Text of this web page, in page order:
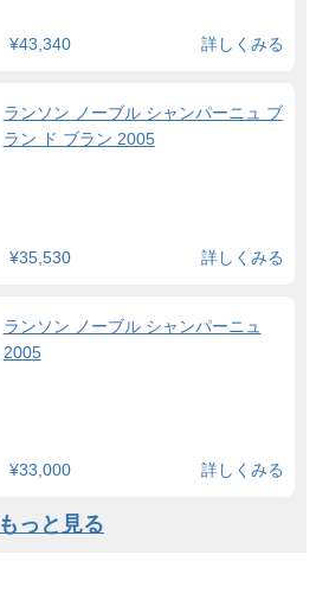
¥43,340 詳しくみる
ランソン ノーブル シャンパーニュ ブ
ラン ド ブラン 2005
¥35,530 詳しくみる
ランソン ノーブル シャンパーニュ
2005
¥33,000 詳しくみる
もっと見る